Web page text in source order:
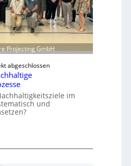
Projecting GmbH
abgeschlossen
im
und